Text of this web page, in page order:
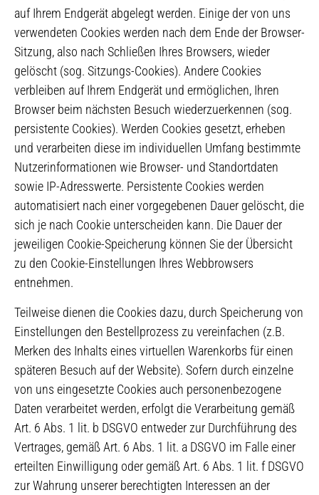
auf Ihrem Endgerät abgelegt werden. Einige der von uns
verwendeten Cookies werden nach dem Ende der Browser-
Sitzung, also nach Schließen Ihres Browsers, wieder
gelöscht (sog. Sitzungs-Cookies). Andere Cookies
verbleiben auf Ihrem Endgerät und ermöglichen, Ihren
Browser beim nächsten Besuch wiederzuerkennen (sog.
persistente Cookies). Werden Cookies gesetzt, erheben
und verarbeiten diese im individuellen Umfang bestimmte
Nutzerinformationen wie Browser- und Standortdaten
sowie IP-Adresswerte. Persistente Cookies werden
automatisiert nach einer vorgegebenen Dauer gelöscht, die
sich je nach Cookie unterscheiden kann. Die Dauer der
jeweiligen Cookie-Speicherung können Sie der Übersicht
zu den Cookie-Einstellungen Ihres Webbrowsers
entnehmen.
Teilweise dienen die Cookies dazu, durch Speicherung von
Einstellungen den Bestellprozess zu vereinfachen (z.B.
Merken des Inhalts eines virtuellen Warenkorbs für einen
späteren Besuch auf der Website). Sofern durch einzelne
von uns eingesetzte Cookies auch personenbezogene
Daten verarbeitet werden, erfolgt die Verarbeitung gemäß
Art. 6 Abs. 1 lit. b DSGVO entweder zur Durchführung des
Vertrages, gemäß Art. 6 Abs. 1 lit. a DSGVO im Falle einer
erteilten Einwilligung oder gemäß Art. 6 Abs. 1 lit. f DSGVO
zur Wahrung unserer berechtigten Interessen an der